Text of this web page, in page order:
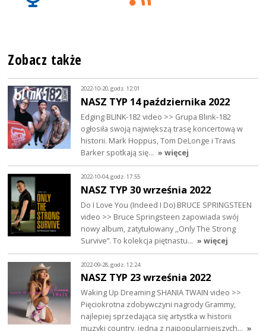
Zobacz także
2022-10-20, godz. 12:01
NASZ TYP 14 października 2022
Edging BLINK-182 video >> Grupa Blink-182
ogłosiła swoją największą trasę koncertową w
historii. Mark Hoppus, Tom DeLonge i Travis
Barker spotkają się… » więcej
2022-10-04, godz. 17:55
NASZ TYP 30 września 2022
Do I Love You (Indeed I Do) BRUCE SPRINGSTEEN
video >> Bruce Springsteen zapowiada swój
nowy album, zatytułowany ,,Only The Strong
Survive”. To kolekcja piętnastu… » więcej
2022-09-28, godz. 12:24
NASZ TYP 23 września 2022
Waking Up Dreaming SHANIA TWAIN video >>
Pięciokrotna zdobywczyni nagrody Grammy,
najlepiej sprzedająca się artystka w historii
muzyki country, jedna z najpopularniejszych… »